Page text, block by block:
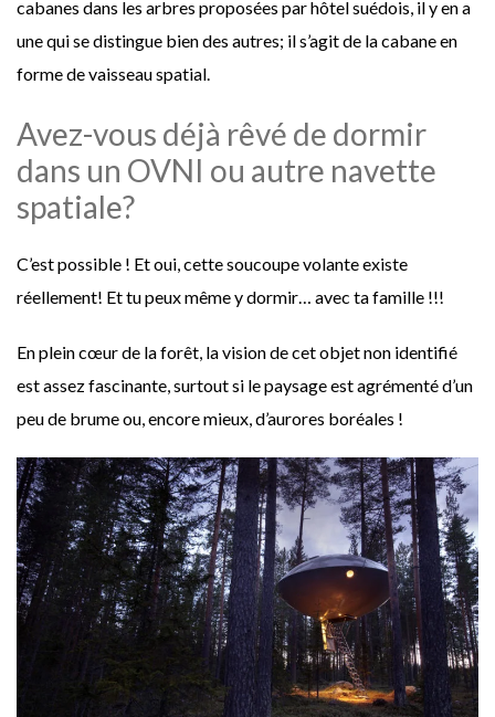
cabanes dans les arbres proposées par hôtel suédois, il y en a
une qui se distingue bien des autres; il s’agit de la cabane en
forme de vaisseau spatial.
Avez-vous déjà rêvé de dormir
dans un OVNI ou autre navette
spatiale?
C’est possible ! Et oui, cette soucoupe volante existe
réellement! Et tu peux même y dormir… avec ta famille !!!
En plein cœur de la forêt, la vision de cet objet non identifié
est assez fascinante, surtout si le paysage est agrémenté d’un
peu de brume ou, encore mieux, d’aurores boréales !